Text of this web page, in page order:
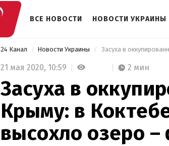
ВСЕ НОВОСТИ НОВОСТИ УКРАИНЫ
24 Канал Новости Украины
21 мая 2020, 10:59 2 мин
Засуха в
Крыму: в
высохло озеро